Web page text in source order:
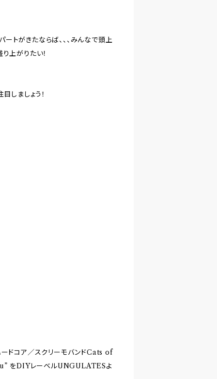
トがきたならば、、、みんなで頭上
上がりたい！
しましょう！
ドコア／スクリーモバンドCats of
をDIYレーベルUNGULATESよ